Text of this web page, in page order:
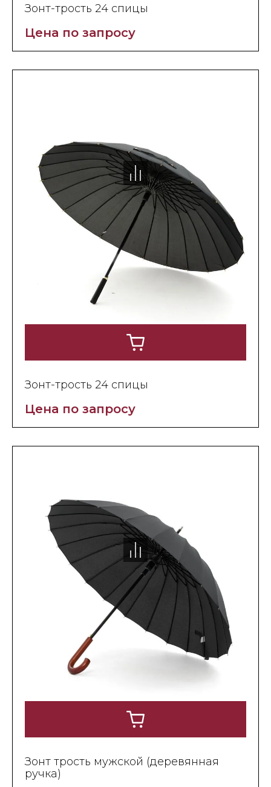
Зонт-трость 24 спицы
Цена по запросу
Зонт-трость 24 спицы
Цена по запросу
Зонт трость мужской (деревянная
ручка)